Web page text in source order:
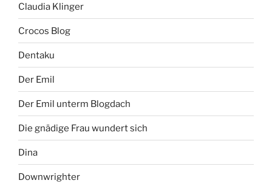
Claudia Klinger
Crocos Blog
Dentaku
Der Emil
Der Emil unterm Blogdach
Die gnädige Frau wundert sich
Dina
Downwrighter